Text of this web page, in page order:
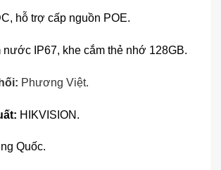
hỗ trợ cấp nguồn POE.
nước IP67, khe cắm thẻ nhớ 128GB.
Phương Việt.
HIKVISION.
Quốc.